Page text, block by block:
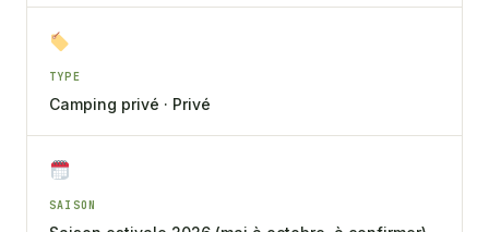
TYPE
Camping privé · Privé
SAISON